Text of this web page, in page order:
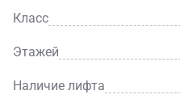
Класс
Этажей
Наличие лифта